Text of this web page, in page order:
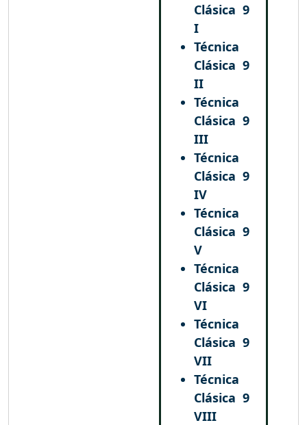
Clásica
I
9
Técnica
Clásica
II
9
Técnica
Clásica
III
9
Técnica
Clásica
IV
9
Técnica
Clásica
V
9
Técnica
Clásica
VI
9
Técnica
Clásica
VII
9
Técnica
Clásica
VIII
9